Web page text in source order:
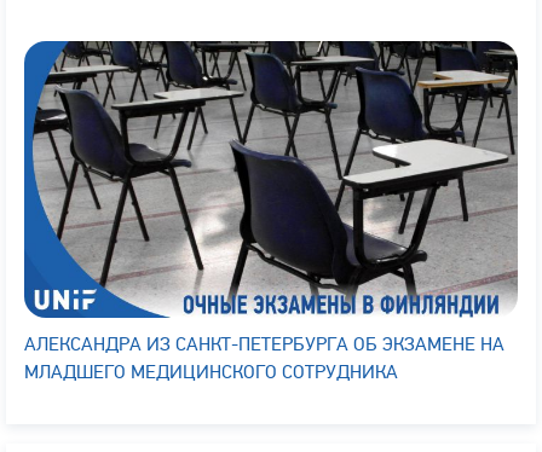
АЛЕКСАНДРА ИЗ САНКТ-ПЕТЕРБУРГА ОБ ЭКЗАМЕНЕ НА
МЛАДШЕГО МЕДИЦИНСКОГО СОТРУДНИКА